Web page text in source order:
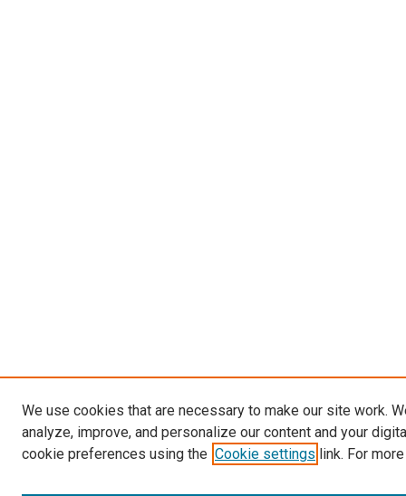
We use cookies that are necessary to make our site work.
analyze, improve, and personalize our content and your
cookie preferences using the Cookie settings link. For